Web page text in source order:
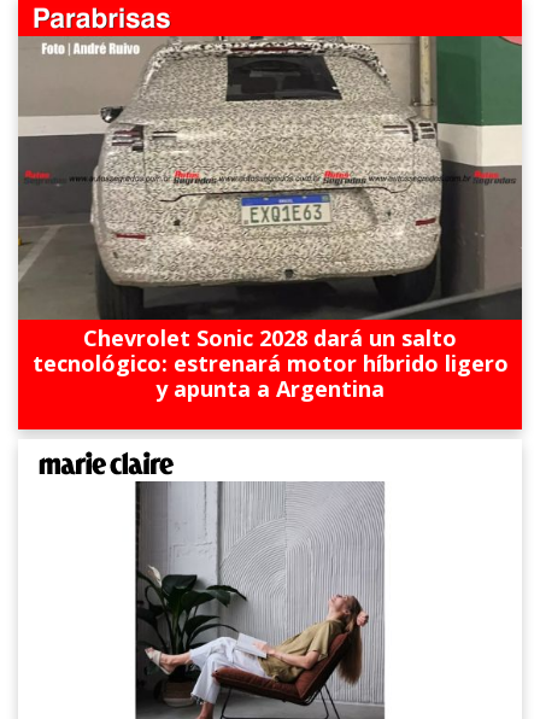
Chevrolet Sonic 2028 dará un salto
tecnológico: estrenará motor híbrido ligero
y apunta a Argentina